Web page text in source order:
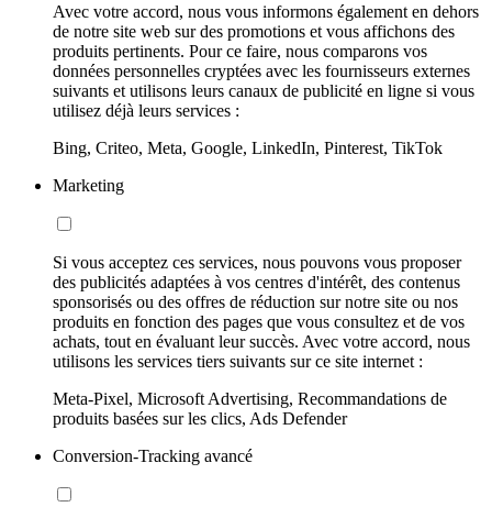
Avec votre accord, nous vous informons également en dehors
de notre site web sur des promotions et vous affichons des
produits pertinents. Pour ce faire, nous comparons vos
données personnelles cryptées avec les fournisseurs externes
suivants et utilisons leurs canaux de publicité en ligne si vous
utilisez déjà leurs services :
Bing, Criteo, Meta, Google, LinkedIn, Pinterest, TikTok
Marketing
Si vous acceptez ces services, nous pouvons vous proposer
des publicités adaptées à vos centres d'intérêt, des contenus
sponsorisés ou des offres de réduction sur notre site ou nos
produits en fonction des pages que vous consultez et de vos
achats, tout en évaluant leur succès. Avec votre accord, nous
utilisons les services tiers suivants sur ce site internet :
Meta-Pixel, Microsoft Advertising, Recommandations de
produits basées sur les clics, Ads Defender
Conversion-Tracking avancé